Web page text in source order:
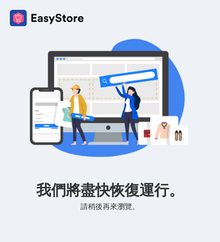
我們將盡快恢復運行。
請稍後再來瀏覽。